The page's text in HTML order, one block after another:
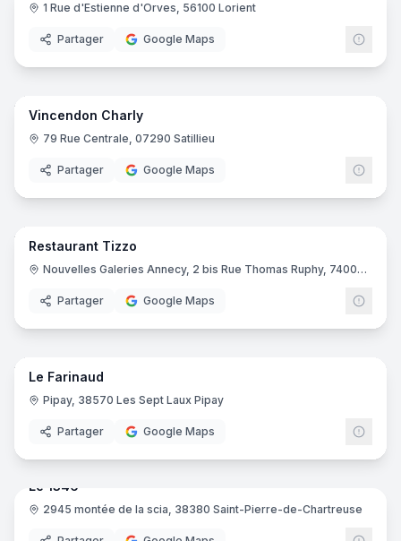
1 Rue d'Estienne d'Orves, 56100 Lorient
Partager Google Maps
22
Vincendon Charly
79 Rue Centrale, 07290 Satillieu
Partager Google Maps
11
Restaurant Tizzo
Nouvelles Galeries Annecy, 2 bis Rue Thomas Ruphy, 74000 Annecy
Partager Google Maps
12
Le Farinaud
Pipay, 38570 Les Sept Laux Pipay
Partager Google Maps
Le 1346
2945 montée de la scia, 38380 Saint-Pierre-de-Chartreuse